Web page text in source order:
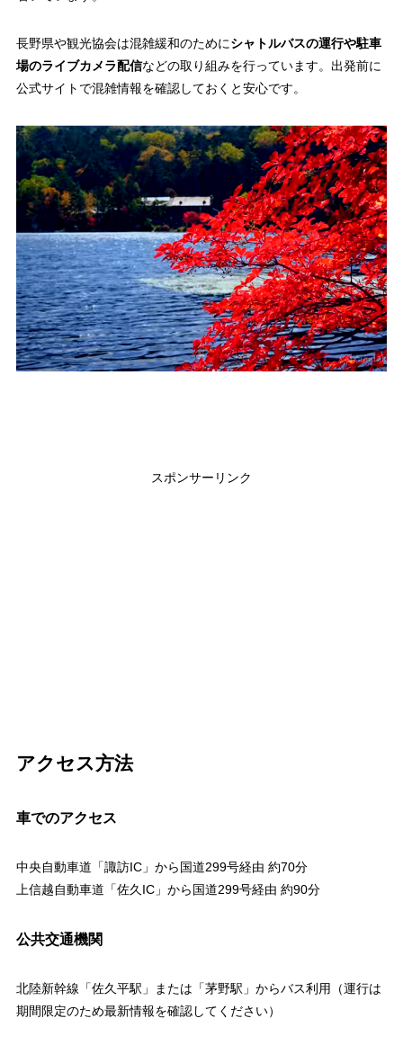
長野県や観光協会は混雑緩和のためにシャトルバスの運行や駐車
場のライブカメラ配信などの取り組みを行っています。出発前に
公式サイトで混雑情報を確認しておくと安心です。
スポンサーリンク
アクセス方法
車でのアクセス
中央自動車道「諏訪IC」から国道299号経由 約70分
上信越自動車道「佐久IC」から国道299号経由 約90分
公共交通機関
北陸新幹線「佐久平駅」または「茅野駅」からバス利用（運行は
期間限定のため最新情報を確認してください）